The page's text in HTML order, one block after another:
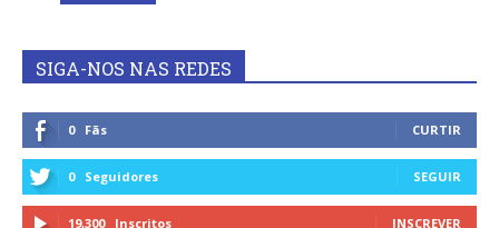
SIGA-NOS NAS REDES
0 Fãs CURTIR
0 Seguidores SEGUIR
19,300 Inscritos INSCREVER